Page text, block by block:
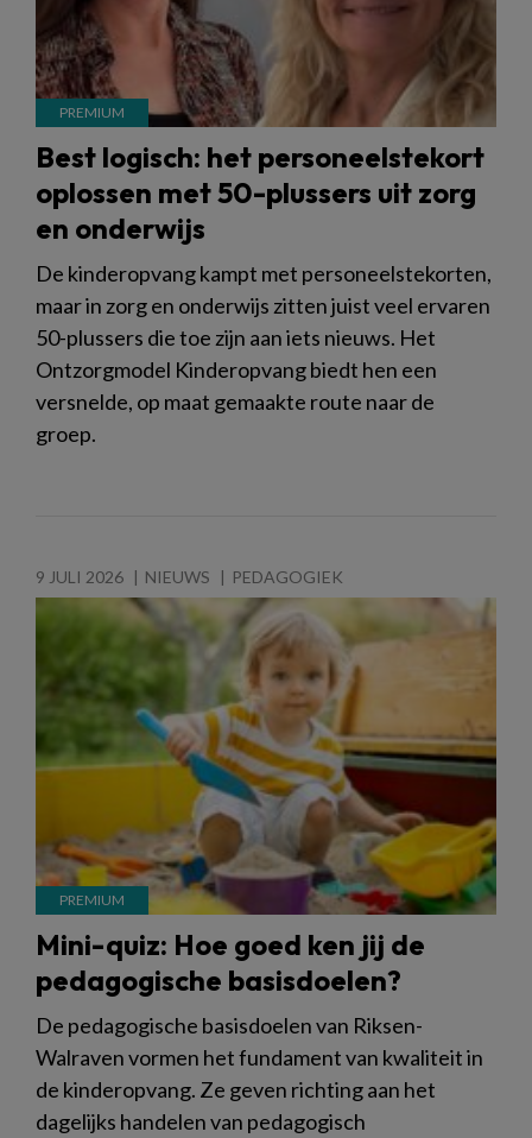
Best logisch: het personeelstekort
oplossen met 50-plussers uit zorg
en onderwijs
De kinderopvang kampt met personeelstekorten,
maar in zorg en onderwijs zitten juist veel ervaren
50-plussers die toe zijn aan iets nieuws. Het
Ontzorgmodel Kinderopvang biedt hen een
versnelde, op maat gemaakte route naar de
groep.
9 JULI 2026 NIEUWS PEDAGOGIEK
Mini-quiz: Hoe goed ken jij de
pedagogische basisdoelen?
De pedagogische basisdoelen van Riksen-
Walraven vormen het fundament van kwaliteit in
de kinderopvang. Ze geven richting aan het
dagelijks handelen van pedagogisch